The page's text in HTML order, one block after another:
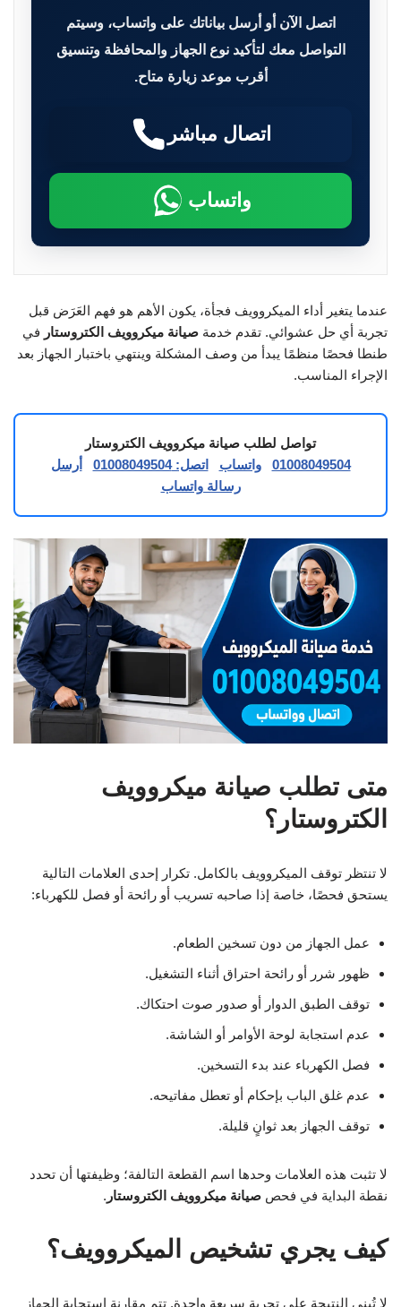
اتصل الآن أو أرسل بياناتك على واتساب، وسيتم
التواصل معك لتأكيد نوع الجهاز والمحافظة وتنسيق
أقرب موعد زيارة متاح.
اتصال مباشر
واتساب
عندما يتغير أداء الميكروويف فجأة، يكون الأهم هو فهم العَرَض قبل
تجربة أي حل عشوائي. تقدم خدمة صيانة ميكروويف الكتروستار في
طنطا فحصًا منظمًا يبدأ من وصف المشكلة وينتهي باختبار الجهاز بعد
الإجراء المناسب.
تواصل لطلب صيانة ميكروويف الكتروستار
01008049504
واتساب اتصل: 01008049504
أرسل
رسالة واتساب
متى تطلب صيانة ميكروويف
الكتروستار؟
لا تنتظر توقف الميكروويف بالكامل. تكرار إحدى العلامات التالية
يستحق فحصًا، خاصة إذا صاحبه تسريب أو رائحة أو فصل للكهرباء:
عمل الجهاز من دون تسخين الطعام.
ظهور شرر أو رائحة احتراق أثناء التشغيل.
توقف الطبق الدوار أو صدور صوت احتكاك.
عدم استجابة لوحة الأوامر أو الشاشة.
فصل الكهرباء عند بدء التسخين.
عدم غلق الباب بإحكام أو تعطل مفاتيحه.
توقف الجهاز بعد ثوانٍ قليلة.
لا تثبت هذه العلامات وحدها اسم القطعة التالفة؛ وظيفتها أن تحدد
نقطة البداية في فحص صيانة ميكروويف الكتروستار .
كيف يجري تشخيص الميكروويف؟
لا تُبنى النتيجة على تجربة سريعة واحدة. تتم مقارنة استجابة الجهاز